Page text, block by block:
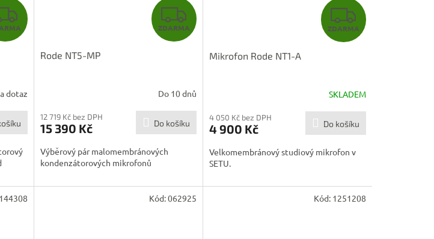
Z
D
R
M
A
dotaz
Z
D
R
M
A
ZDARMA
Rode NT5-MP
Do 10 dnů
12 719 Kč bez DPH
15 390 Kč Do košíku
Výběrový pár malomembránových
kondenzátorových mikrofonů
Z
D
R
M
A
ZDARMA
Mikrofon Rode NT1-A
SKLADEM
4 050 Kč bez DPH
4 900 Kč Do košíku
Velkomembránový studiový mikrofon v
SETU.
144308 Kód:062925 Kód: 1251208